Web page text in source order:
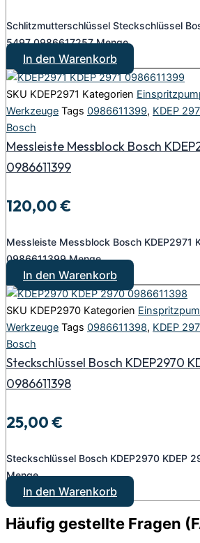
Schlitzmutterschlüssel Steckschlüssel
5497 0986617257 Menge
In den Warenkorb
SKU KDEP2971 Kategorien
Werkzeuge Tags 0986611399, KDEP
Bosch
Messleiste Messblock Bosch
0986611399
120,00€
Messleiste Messblock Bosch KDEP2971
0986611399 Menge
In den Warenkorb
SKU KDEP2970 Kategorien
Werkzeuge Tags 0986611398, KDEP
Bosch
Steckschlüssel Bosch KDEP2970
0986611398
25,00€
Steckschlüssel Bosch KDEP2970 KDEP
Menge
In den Warenkorb
Häufig gestellte Fragen